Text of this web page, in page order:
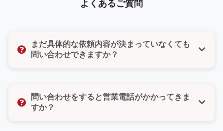
よくあるご質問
まだ具体的な依頼内容が決まっていなくても
問い合わせできますか？
たい」「ちょっとした質問だけでもいいのかな」そん
な気持ちでも大丈夫です。どんな小さなご相談でもお
問い合わせをすると営業電話がかかってきま
すか？